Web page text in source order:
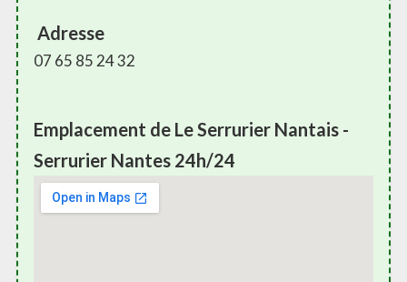
Adresse
07 65 85 24 32
Emplacement de Le Serrurier Nantais -
Serrurier Nantes 24h/24